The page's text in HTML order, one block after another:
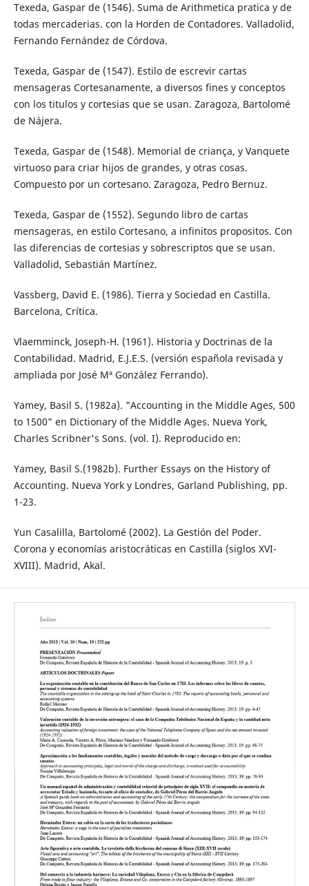
Texeda, Gaspar de (1546). Suma de Arithmetica pratica y de
todas mercaderias. con la Horden de Contadores. Valladolid,
Fernando Fernández de Córdova.
Texeda, Gaspar de (1547). Estilo de escrevir cartas
mensageras Cortesanamente, a diversos fines y conceptos
con los titulos y cortesias que se usan. Zaragoza, Bartolomé
de Nájera.
Texeda, Gaspar de (1548). Memorial de criança, y Vanquete
virtuoso para criar hijos de grandes, y otras cosas.
Compuesto por un cortesano. Zaragoza, Pedro Bernuz.
Texeda, Gaspar de (1552). Segundo libro de cartas
mensageras, en estilo Cortesano, a infinitos propositos. Con
las diferencias de cortesias y sobrescriptos que se usan.
Valladolid, Sebastián Martínez.
Vassberg, David E. (1986). Tierra y Sociedad en Castilla.
Barcelona, Crítica.
Vlaemminck, Joseph-H. (1961). Historia y Doctrinas de la
Contabilidad. Madrid, E.J.E.S. (versión española revisada y
ampliada por José Mª González Ferrando).
Yamey, Basil S. (1982a). "Accounting in the Middle Ages, 500
to 1500" en Dictionary of the Middle Ages. Nueva York,
Charles Scribner's Sons. (vol. I). Reproducido en:
Yamey, Basil S.(1982b). Further Essays on the History of
Accounting. Nueva York y Londres, Garland Publishing, pp.
1-23.
Yun Casalilla, Bartolomé (2002). La Gestión del Poder.
Corona y economías aristocráticas en Castilla (siglos XVI-
XVIII). Madrid, Akal.